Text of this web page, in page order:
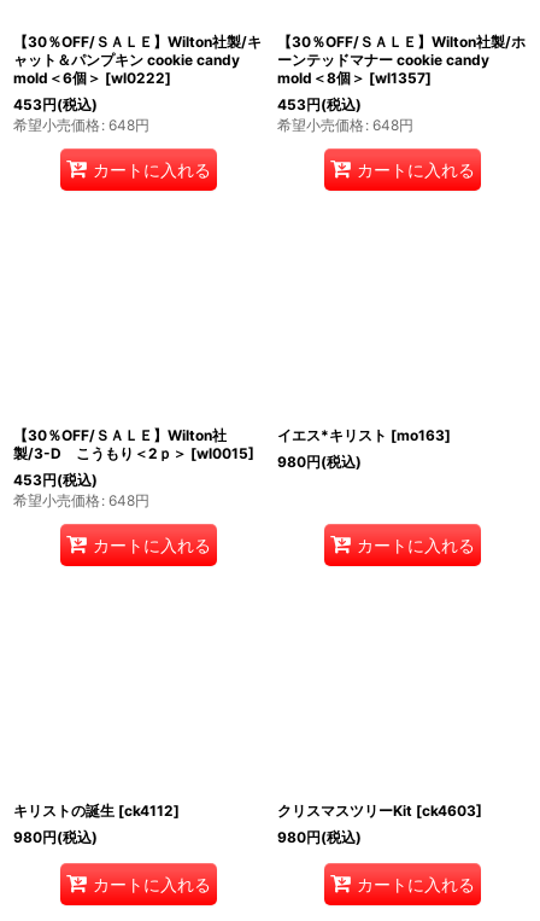
【30％OFF/ＳＡＬＥ】Wilton社製/キ
ャット＆パンプキン cookie candy
mold＜6個＞ [wl0222]
453円(税込)
希望小売価格: 648円
カートに入れる
【30％OFF/ＳＡＬＥ】Wilton社製/ホ
ーンテッドマナー cookie candy
mold＜8個＞ [wl1357]
453円(税込)
希望小売価格: 648円
カートに入れる
【30％OFF/ＳＡＬＥ】Wilton社
製/3-D こうもり＜2ｐ＞ [wl0015]
453円(税込)
希望小売価格: 648円
カートに入れる
イエス*キリスト [mo163]
980円(税込)
カートに入れる
キリストの誕生 [ck4112]
980円(税込)
カートに入れる
クリスマスツリーKit [ck4603]
980円(税込)
カートに入れる